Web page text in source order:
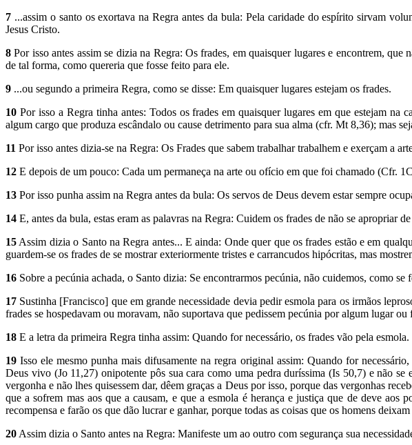
7 ...assim o santo os exortava na Regra antes da bula: Pela caridade do espírito sirvam
Jesus Cristo.
8 Por isso antes assim se dizia na Regra: Os frades, em quaisquer lugares e encontrem,
de tal forma, como quereria que fosse feito para ele.
9 ...ou segundo a primeira Regra, como se disse: Em quaisquer lugares estejam os frades.
10 Por isso a Regra tinha antes: Todos os frades em quaisquer lugares em que estejam na
algum cargo que produza escândalo ou cause detrimento para sua alma (cfr. Mt 8,36); mas
11 Por isso antes dizia-se na Regra: Os Frades que sabem trabalhar trabalhem e exerçam a
12 E depois de um pouco: Cada um permaneça na arte ou ofício em que foi chamado (Cfr.
13 Por isso punha assim na Regra antes da bula: Os servos de Deus devem estar sempre
14 E, antes da bula, estas eram as palavras na Regra: Cuidem os frades de não se apropriar
15 Assim dizia o Santo na Regra antes... E ainda: Onde quer que os frades estão e em
guardem-se os frades de se mostrar exteriormente tristes e carrancudos hipócritas, mas
16 Sobre a pecúnia achada, o Santo dizia: Se encontrarmos pecúnia, não cuidemos, como se
17 Sustinha [Francisco] que em grande necessidade devia pedir esmola para os irmãos
frades se hospedavam ou moravam, não suportava que pedissem pecúnia por algum lugar
18 E a letra da primeira Regra tinha assim: Quando for necessário, os frades vão pela esmola.
19 Isso ele mesmo punha mais difusamente na regra original assim: Quando for
Deus vivo (Jo 11,27) onipotente pôs sua cara como uma pedra duríssima (Is 50,7) e não
vergonha e não lhes quisessem dar, dêem graças a Deus por isso, porque das vergonhas
que a sofrem mas aos que a causam, e que a esmola é herança e justiça que de deve
recompensa e farão os que dão lucrar e ganhar, porque todas as coisas que os homens
20 Assim dizia o Santo antes na Regra: Manifeste um ao outro com segurança sua